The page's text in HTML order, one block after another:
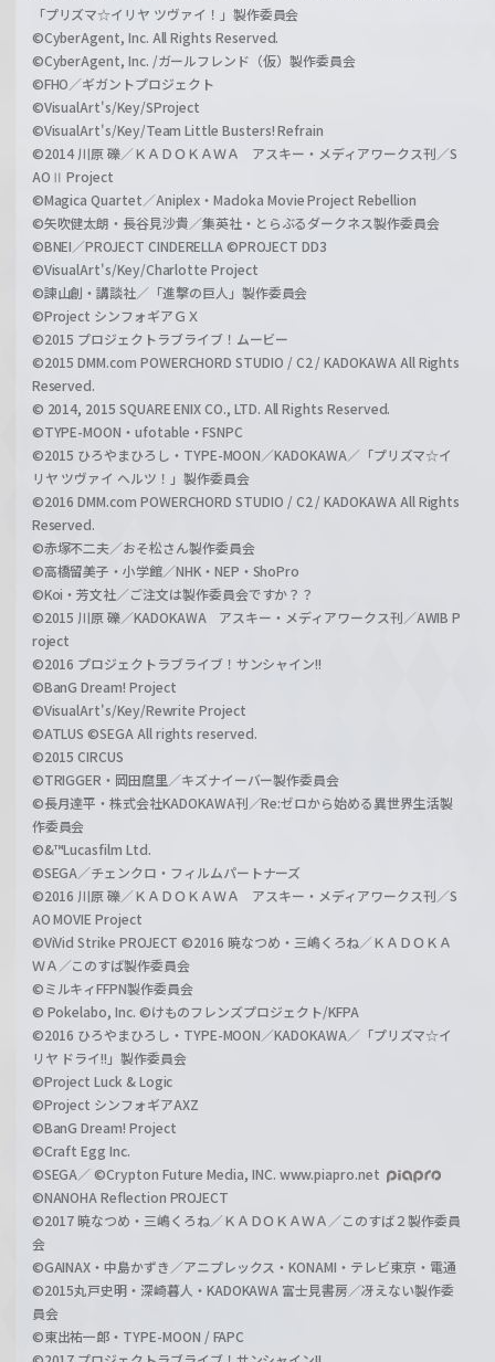
「プリズマ☆イリヤ ツヴァイ！」製作委員会
©CyberAgent, Inc. All Rights Reserved.
©CyberAgent, Inc. /ガールフレンド（仮）製作委員会
©FHO／ギガントプロジェクト
©VisualArt's/Key/SProject
©VisualArt's/Key/Team Little Busters! Refrain
©2014 川原 礫／ＫＡＤＯＫＡＷＡ アスキー・メディアワークス刊／S
AOⅡ Project
©Magica Quartet／Aniplex・Madoka Movie Project Rebellion
©矢吹健太朗・長谷見沙貴／集英社・とらぶるダークネス製作委員会
©BNEI／PROJECT CINDERELLA ©PROJECT DD3
©VisualArt's/Key/Charlotte Project
©諫山創・講談社／「進撃の巨人」製作委員会
©Project シンフォギアＧＸ
©2015 プロジェクトラブライブ！ムービー
©2015 DMM.com POWERCHORD STUDIO / C2 / KADOKAWA All Rights
Reserved.
© 2014, 2015 SQUARE ENIX CO., LTD. All Rights Reserved.
©TYPE-MOON・ufotable・FSNPC
©2015 ひろやまひろし・TYPE-MOON／KADOKAWA／「プリズマ☆イ
リヤ ツヴァイ ヘルツ！」製作委員会
©2016 DMM.com POWERCHORD STUDIO / C2 / KADOKAWA All Rights
Reserved.
©赤塚不二夫／おそ松さん製作委員会
©高橋留美子・小学館／NHK・NEP・ShoPro
©Koi・芳文社／ご注文は製作委員会ですか？？
©2015 川原 礫／KADOKAWA アスキー・メディアワークス刊／AWIB P
roject
©2016 プロジェクトラブライブ！サンシャイン!!
©BanG Dream! Project
©VisualArt's/Key/Rewrite Project
©ATLUS ©SEGA All rights reserved.
©2015 CIRCUS
©TRIGGER・岡田麿里／キズナイーバー製作委員会
©長月達平・株式会社KADOKAWA刊／Re:ゼロから始める異世界生活製
作委員会
©&™Lucasfilm Ltd.
©SEGA／チェンクロ・フィルムパートナーズ
©2016 川原 礫／ＫＡＤＯＫＡＷＡ アスキー・メディアワークス刊／S
AO MOVIE Project
©ViVid Strike PROJECT ©2016 暁なつめ・三嶋くろね／ＫＡＤＯＫＡ
ＷＡ／このすば製作委員会
©ミルキィFFPN製作委員会
© Pokelabo, Inc. ©けものフレンズプロジェクト/KFPA
©2016 ひろやまひろし・TYPE-MOON／KADOKAWA／「プリズマ☆イ
リヤ ドライ!!」製作委員会
©Project Luck & Logic
©Project シンフォギアAXZ
©BanG Dream! Project
©Craft Egg Inc.
©SEGA／ ©Crypton Future Media, INC. www.piapro.net
©NANOHA Reflection PROJECT
©2017 暁なつめ・三嶋くろね／ＫＡＤＯＫＡＷＡ／このすば２製作委員
会
©GAINAX・中島かずき／アニプレックス・KONAMI・テレビ東京・電通
©2015丸戸史明・深崎暮人・KADOKAWA 富士見書房／冴えない製作委
員会
©東出祐一郎・TYPE-MOON / FAPC